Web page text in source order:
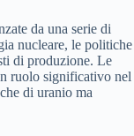
da una serie di
nucleare, le politiche
di produzione. Le
ruolo significativo nel
di uranio ma